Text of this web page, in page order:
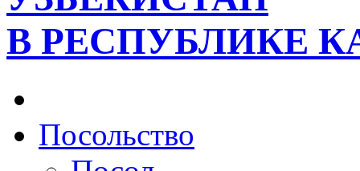
В РЕСПУБЛИКЕ
Посольство